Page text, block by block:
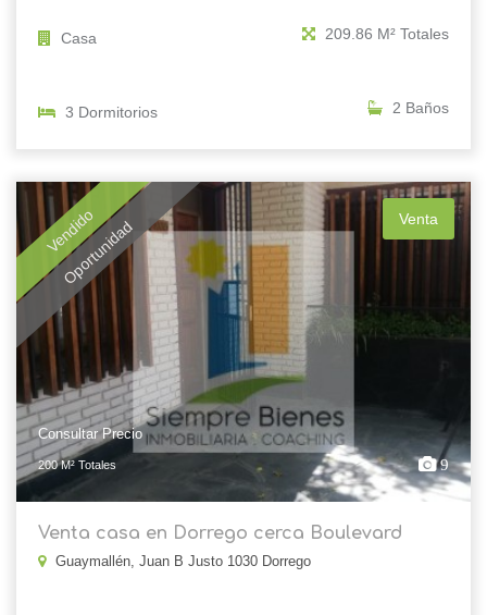
Casa 209.86 M² Totales
3 Dormitorios 2 Baños
Vendido
Oportunidad Venta
Consultar Precio
200 M² Totales 9
Venta casa en Dorrego cerca Boulevard
Guaymallén, Juan B Justo 1030 Dorrego